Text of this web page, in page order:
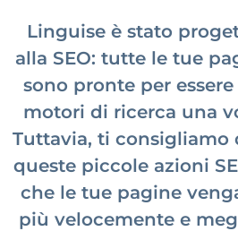
Linguise è stato
alla SEO: tutte le tue
sono pronte per
motori di ricerca una
Tuttavia, ti consigliamo
queste piccole azioni
che le tue pagine
più velocemente e